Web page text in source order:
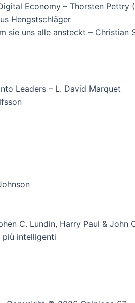
Economy – Thorsten Pettry
Hengstschläger
sie uns alle ansteckt – Christian
Leaders – L. David Marquet
C. Lundin, Harry Paul & John
più intelligenti